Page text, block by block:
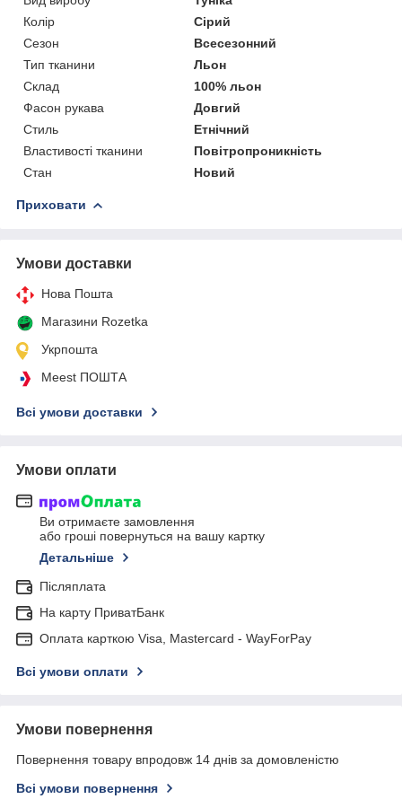
Колір
Сірий
Сезон
Всесезонний
Тип тканини
Льон
Склад
100% льон
Фасон рукава
Довгий
Стиль
Етнічний
Властивості тканини
Повітропроникність
Стан
Новий
Приховати
Умови доставки
Нова Пошта
Магазини Rozetka
Укрпошта
Meest ПОШТА
Всі умови доставки
Умови оплати
Ви отримаєте замовлення
або гроші повернуться на вашу картку
Детальніше
Післяплата
На карту ПриватБанк
Оплата карткою Visa, Mastercard - WayForPay
Всі умови оплати
Умови повернення
Повернення товару впродовж 14 днів за домовленістю
Всі умови повернення